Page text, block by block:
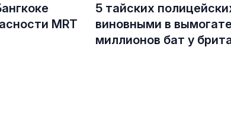
MRT
5 тайских
виновными в
миллионов бат у